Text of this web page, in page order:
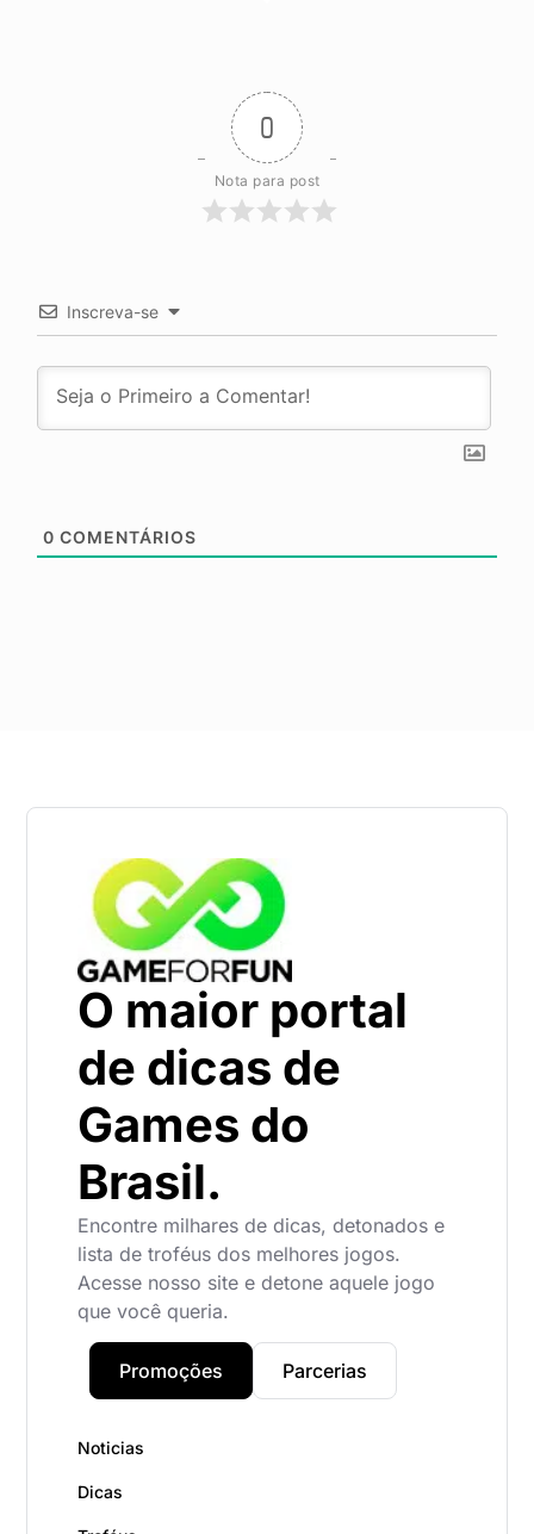
0
Nota para post
Inscreva-se
0 COMENTÁRIOS
O maior portal
de dicas de
Games do
Brasil.
Encontre milhares de dicas, detonados e
lista de troféus dos melhores jogos.
Acesse nosso site e detone aquele jogo
que você queria.
Promoções Parcerias
Noticias
Dicas